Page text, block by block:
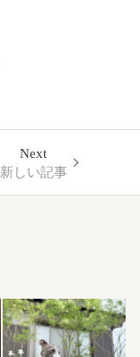
Next
新しい記事